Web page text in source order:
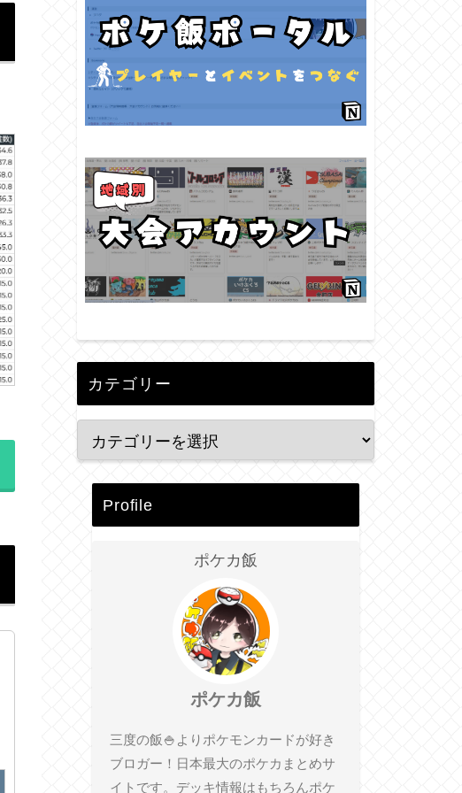
カテゴリー
Profile
ポケカ飯
ポケカ飯
三度の飯🍚よりポケモンカードが好き
ブロガー！日本最大のポケカまとめサ
イトです。デッキ情報はもちろんポケ